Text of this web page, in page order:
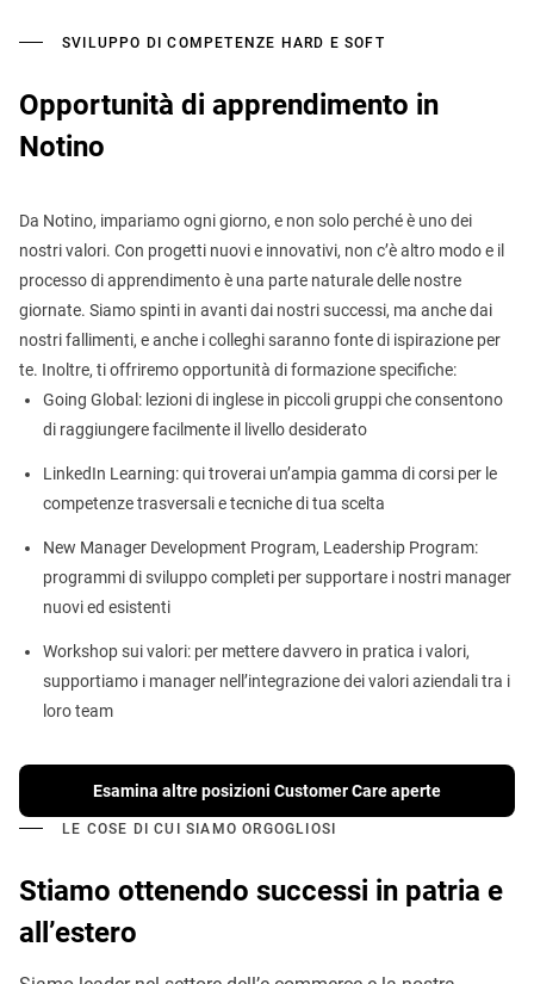
SVILUPPO DI COMPETENZE HARD E SOFT
Opportunità di apprendimento in
Notino
Da Notino, impariamo ogni giorno, e non solo perché è uno dei
nostri valori. Con progetti nuovi e innovativi, non c’è altro modo e il
processo di apprendimento è una parte naturale delle nostre
giornate. Siamo spinti in avanti dai nostri successi, ma anche dai
nostri fallimenti, e anche i colleghi saranno fonte di ispirazione per
te. Inoltre, ti offriremo opportunità di formazione specifiche:
Going Global: lezioni di inglese in piccoli gruppi che consentono
di raggiungere facilmente il livello desiderato
LinkedIn Learning: qui troverai un’ampia gamma di corsi per le
competenze trasversali e tecniche di tua scelta
New Manager Development Program, Leadership Program:
programmi di sviluppo completi per supportare i nostri manager
nuovi ed esistenti
Workshop sui valori: per mettere davvero in pratica i valori,
supportiamo i manager nell’integrazione dei valori aziendali tra i
loro team
Esamina altre posizioni Customer Care aperte
LE COSE DI CUI SIAMO ORGOGLIOSI
Stiamo ottenendo successi in patria e
all’estero